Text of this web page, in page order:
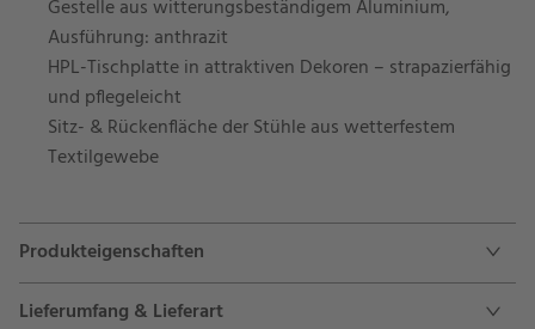
Gestelle aus witterungsbeständigem Aluminium,
Ausführung: anthrazit
HPL-Tischplatte in attraktiven Dekoren – strapazierfähig
und pflegeleicht
Sitz- & Rückenfläche der Stühle aus wetterfestem
Textilgewebe
Produkteigenschaften
Lieferumfang & Lieferart